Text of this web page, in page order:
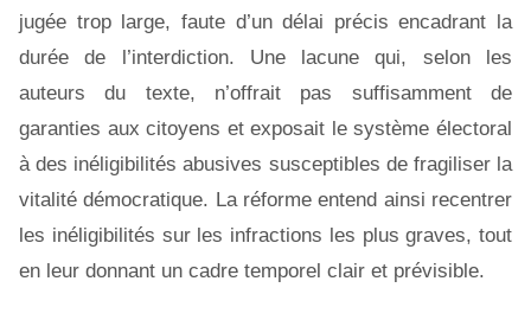
jugée trop large, faute d’un délai précis encadrant la
durée de l’interdiction. Une lacune qui, selon les
auteurs du texte, n’offrait pas suffisamment de
garanties aux citoyens et exposait le système électoral
à des inéligibilités abusives susceptibles de fragiliser la
vitalité démocratique. La réforme entend ainsi recentrer
les inéligibilités sur les infractions les plus graves, tout
en leur donnant un cadre temporel clair et prévisible.